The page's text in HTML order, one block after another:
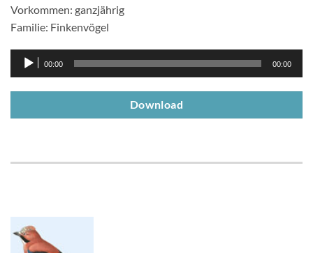
Vorkommen: ganzjährig
Familie: Finkenvögel
Audio-
Player
00:00 00:00
Download